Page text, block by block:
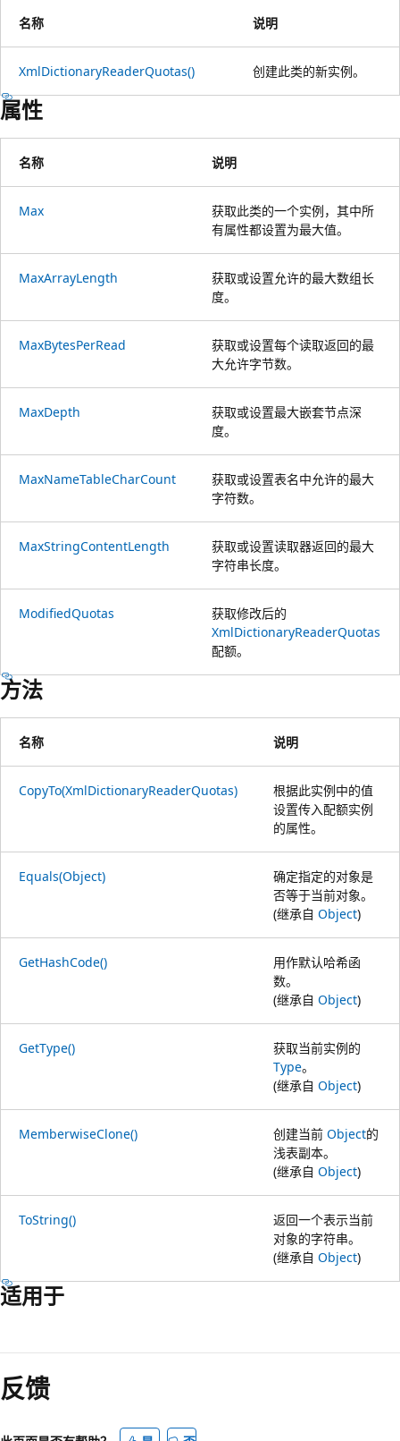
名称 说明
XmlDictionaryReaderQuotas() 创建此类的新实例。
属性
名称 说明
Max
获取此类的一个实例，其中所
有属性都设置为最大值。
MaxArrayLength
获取或设置允许的最大数组长
度。
MaxBytesPerRead
获取或设置每个读取返回的最
大允许字节数。
MaxDepth
获取或设置最大嵌套节点深
度。
MaxNameTableCharCount
获取或设置表名中允许的最大
字符数。
MaxStringContentLength
获取或设置读取器返回的最大
字符串长度。
ModifiedQuotas
获取修改后的
XmlDictionaryReaderQuotas
配额。
方法
名称 说明
CopyTo(XmlDictionaryReaderQuotas)
根据此实例中的值
设置传入配额实例
的属性。
Equals(Object)
确定指定的对象是
否等于当前对象。
(继承自 Object)
GetHashCode()
用作默认哈希函
数。
(继承自 Object)
GetType()
获取当前实例的
Type。
(继承自 Object)
MemberwiseClone() 创建当前 Object的
浅表副本。
(继承自 Object)
ToString()
返回一个表示当前
对象的字符串。
(继承自 Object)
适用于
读
模
已
反馈